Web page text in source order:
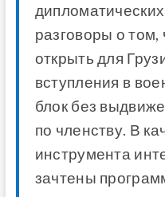
дипломатических
разговоры о том,
открыть для
вступления в
блок без
по членству. В
инструмента
зачтены